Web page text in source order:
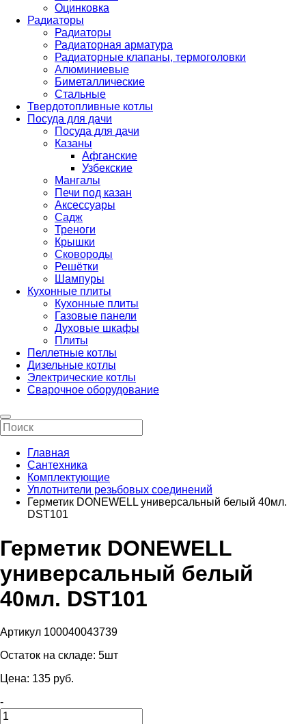
Оцинковка
Радиаторы
Радиаторы
Радиаторная арматура
Радиаторные клапаны, термоголовки
Алюминиевые
Биметаллические
Стальные
Твердотопливные котлы
Посуда для дачи
Посуда для дачи
Казаны
Афганские
Узбекские
Мангалы
Печи под казан
Аксессуары
Садж
Треноги
Крышки
Сковороды
Решётки
Шампуры
Кухонные плиты
Кухонные плиты
Газовые панели
Духовые шкафы
Плиты
Пеллетные котлы
Дизельные котлы
Электрические котлы
Сварочное оборудование
Главная
Сантехника
Комплектующие
Уплотнители резьбовых соединений
Герметик DONEWELL универсальный белый 40мл.
DST101
Герметик DONEWELL
универсальный белый
40мл. DST101
Артикул 100040043739
Остаток на складе: 5шт
Цена: 135 pуб.
-